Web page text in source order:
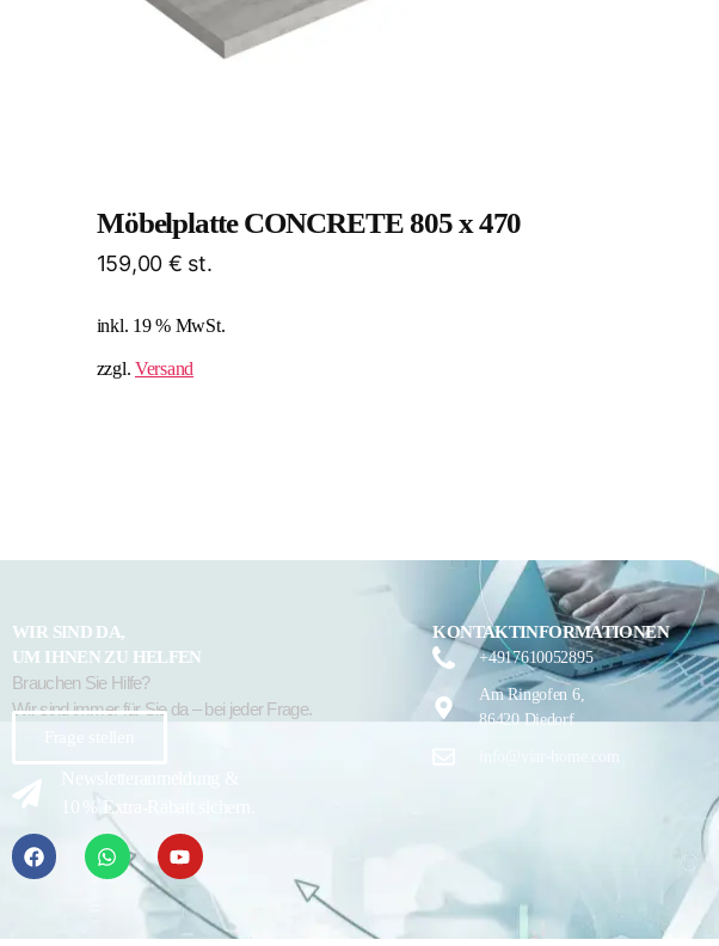
Möbelplatte CONCRETE 805 x 470
159,00 € st.
inkl. 19 % MwSt.
zzgl.Versand
WIR SIND DA,
UM IHNEN ZU HELFEN
Brauchen Sie Hilfe?
Wir sind immer für Sie da – bei jeder Frage.
10 % Extra-Rabatt sichern.
KONTAKTINFORMATIONEN
+4917610052895
Am Ringofen 6,
86420 Diedorf